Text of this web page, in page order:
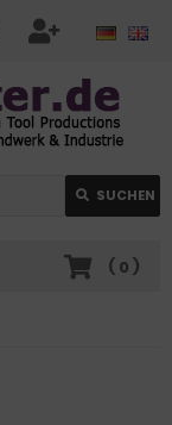
SUCHEN
( 0 )